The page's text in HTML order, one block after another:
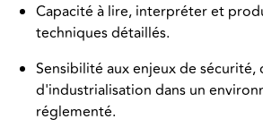
Capacité à lire, interpréter et
techniques détaillés.
Sensibilité aux enjeux de
d'industrialisation dans un
réglementé.